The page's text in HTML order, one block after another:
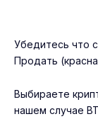
Убедитесь что
Продать
Выбираете
нашем случае